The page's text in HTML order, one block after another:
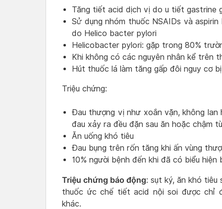
Tăng tiết acid dịch vị do u tiết gastrine
Sử dụng nhóm thuốc NSAIDs và
do Helico bacter pylori
Helicobacter pylori: gặp trong 80%
Khi không có các nguyên nhân kể trên
Hút thuốc lá làm tăng gấp đôi nguy cơ
Triệu chứng:
Đau thượng vị như xoắn vặn, không lan
đau xảy ra đều đặn sau ăn hoặc chậm
Ăn uống khó tiêu
Đau bụng trên rốn tăng khi ấn vùng
10% người bệnh đến khi đã có biểu hiện
Triệu chứng báo động: sụt ký, ăn khó tiêu
thuốc ức chế tiết acid nội soi được chỉ
khác.